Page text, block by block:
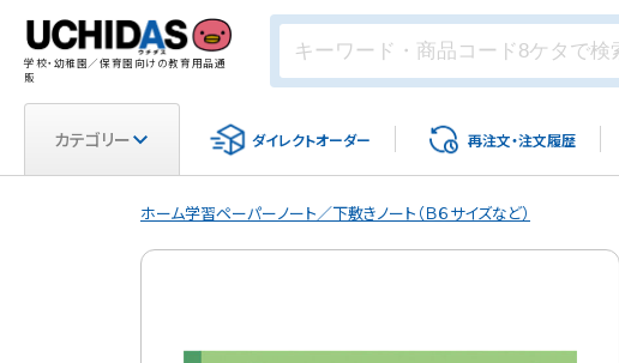
学校・幼稚園／保育園向けの教育用品通
販
カテゴリー ダイレクトオーダー 再注文・注文履歴
ホーム学習ペーパーノート／下敷きノート（Ｂ６サイズなど）